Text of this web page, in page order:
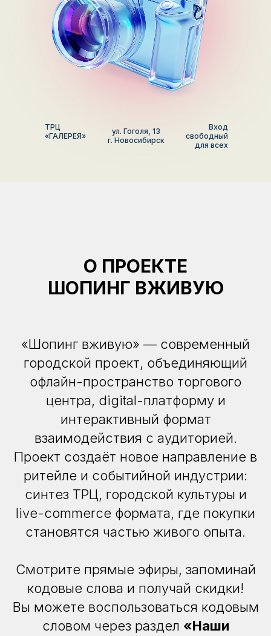
Вход
свободный
для всех
ул. Гоголя, 13
г. Новосибирск
ТРЦ
«ГАЛЕРЕЯ»
О ПРОЕКТЕ
ШОПИНГ ВЖИВУЮ
«Шопинг вживую» — современный
городской проект, объединяющий
офлайн-пространство торгового
центра, digital-платформу и
интерактивный формат
взаимодействия с аудиторией.
Проект создаёт новое направление в
ритейле и событийной индустрии:
синтез ТРЦ, городской культуры и
live-commerce формата, где покупки
становятся частью живого опыта.
Смотрите прямые эфиры, запоминай
кодовые слова и получай скидки!
Вы можете воспользоваться кодовым
словом через раздел «Наши